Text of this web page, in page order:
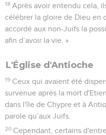
18 Après avoir entendu cela,
célébrer la gloire de Dieu en
accordé aux non-Juifs la
afin d’avoir la vie. »
L'Église d'Antioche
19 Ceux qui avaient été
survenue après la mort
dans l'île de Chypre et à
parole qu’aux Juifs.
20 Cependant, certains